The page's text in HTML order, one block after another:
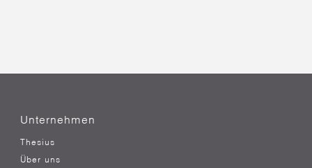
Unternehmen
Thesius
Über uns